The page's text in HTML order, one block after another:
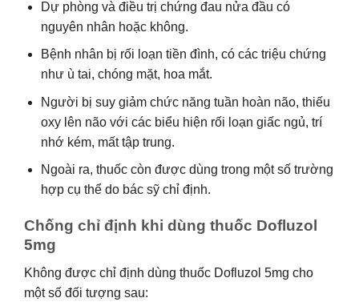
Dự phòng và điều trị chứng đau nửa đầu có
nguyên nhân hoặc không.
Bệnh nhân bị rối loạn tiền đình, có các triệu chứng
như ù tai, chóng mặt, hoa mắt.
Người bị suy giảm chức năng tuần hoàn não, thiếu
oxy lên não với các biểu hiện rối loạn giấc ngủ, trí
nhớ kém, mất tập trung.
Ngoài ra, thuốc còn được dùng trong một số trường
hợp cụ thể do bác sỹ chỉ định.
Chống chỉ định khi dùng thuốc Dofluzol
5mg
Không được chỉ định dùng thuốc Dofluzol 5mg cho
một số đối tượng sau: